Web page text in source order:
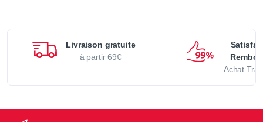
Livraison gratuite
à partir 69€
Achat